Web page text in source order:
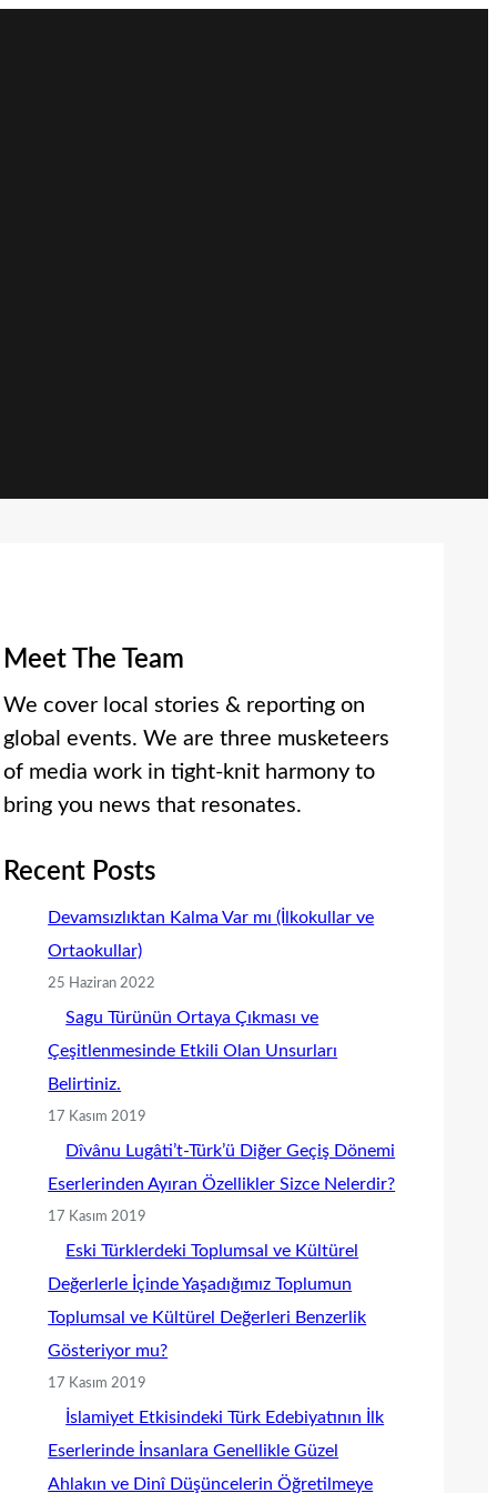
Meet The Team
We cover local stories & reporting on
global events. We are three musketeers
of media work in tight-knit harmony to
bring you news that resonates.
Recent Posts
Devamsızlıktan Kalma Var mı (İlkokullar ve
Ortaokullar)
25 Haziran 2022
Sagu Türünün Ortaya Çıkması ve
Çeşitlenmesinde Etkili Olan Unsurları
Belirtiniz.
17 Kasım 2019
Dîvânu Lugâti’t-Türk’ü Diğer Geçiş Dönemi
Eserlerinden Ayıran Özellikler Sizce Nelerdir?
17 Kasım 2019
Eski Türklerdeki Toplumsal ve Kültürel
Değerlerle İçinde Yaşadığımız Toplumun
Toplumsal ve Kültürel Değerleri Benzerlik
Gösteriyor mu?
17 Kasım 2019
İslamiyet Etkisindeki Türk Edebiyatının İlk
Eserlerinde İnsanlara Genellikle Güzel
Ahlakın ve Dinî Düşüncelerin Öğretilmeye